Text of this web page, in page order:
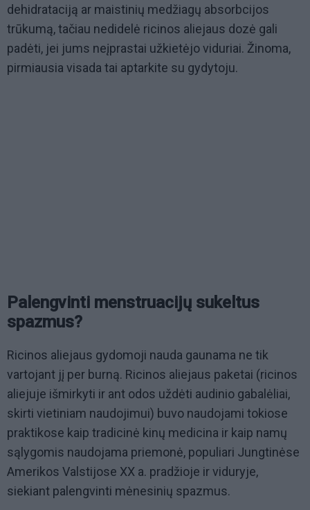
dehidrataciją ar maistinių medžiagų absorbcijos
trūkumą, tačiau nedidelė ricinos aliejaus dozė gali
padėti, jei jums neįprastai užkietėjo viduriai. Žinoma,
pirmiausia visada tai aptarkite su gydytoju.
Palengvinti menstruacijų sukeltus
spazmus?
Ricinos aliejaus gydomoji nauda gaunama ne tik
vartojant jį per burną. Ricinos aliejaus paketai (ricinos
aliejuje išmirkyti ir ant odos uždėti audinio gabalėliai,
skirti vietiniam naudojimui) buvo naudojami tokiose
praktikose kaip tradicinė kinų medicina ir kaip namų
sąlygomis naudojama priemonė, populiari Jungtinėse
Amerikos Valstijose XX a. pradžioje ir viduryje,
siekiant palengvinti mėnesinių spazmus.